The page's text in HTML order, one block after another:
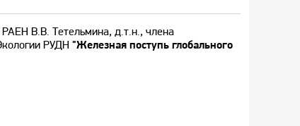
В.В. Тетельмина, д.т.н., члена
РУДН "Железная поступь глобального